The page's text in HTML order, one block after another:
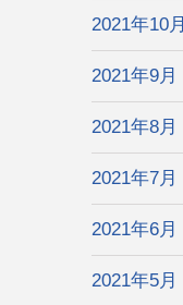
2021年10月
2021年9月
2021年8月
2021年7月
2021年6月
2021年5月